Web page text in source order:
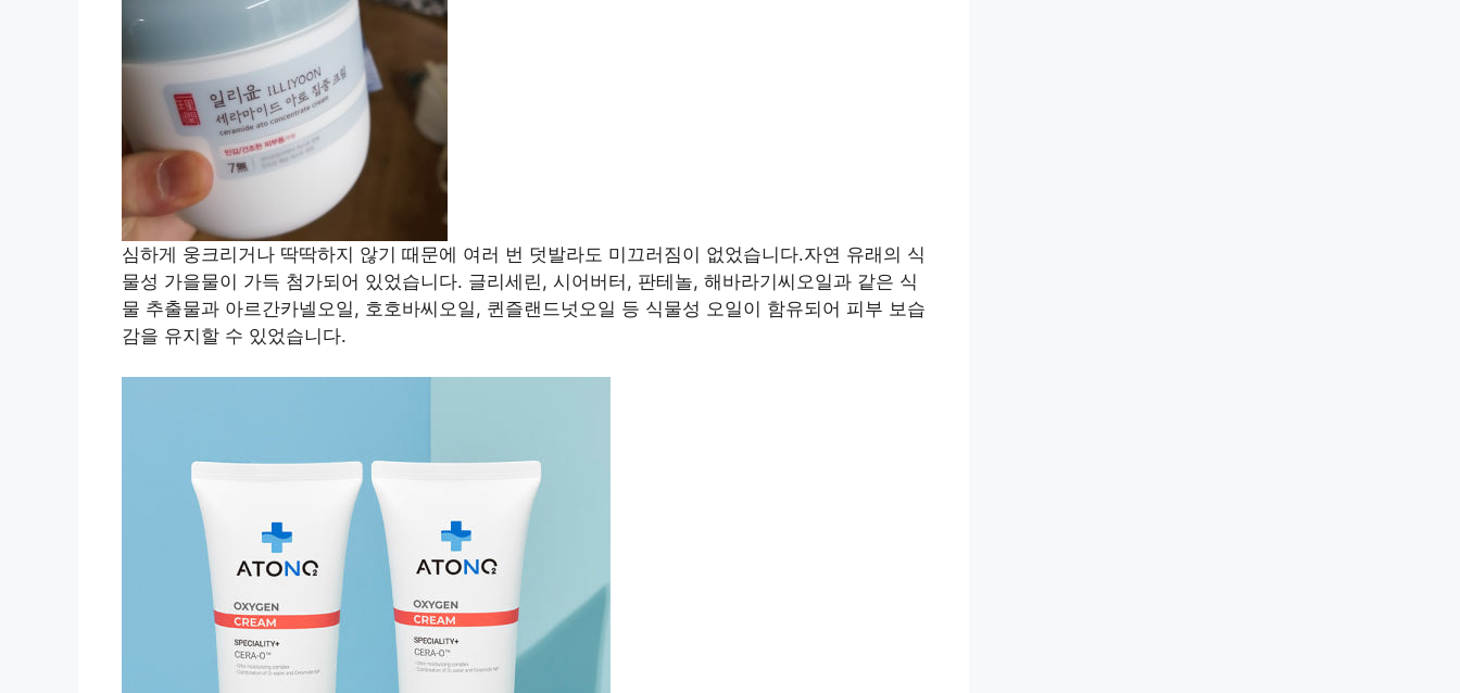
심하게 웅크리거나 딱딱하지 않기 때문에 여러 번 덧발라도 미끄러짐이 없었습니다.자연 유래의 식
물성 가을물이 가득 첨가되어 있었습니다. 글리세린, 시어버터, 판테놀, 해바라기씨오일과 같은 식
물 추출물과 아르간카넬오일, 호호바씨오일, 퀸즐랜드넛오일 등 식물성 오일이 함유되어 피부 보습
감을 유지할 수 있었습니다.